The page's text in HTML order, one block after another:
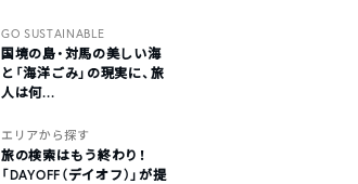
GO SUSTAINABLE
国境の島・対馬の美しい海
と「海洋ごみ」の現実に、旅
人は何...
エリアから探す
旅の検索はもう終わり！
「DAYOFF（デイオフ）」が提